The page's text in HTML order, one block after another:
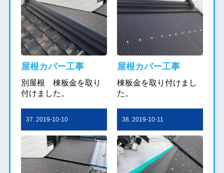
屋根カバー工事
別屋根 棟板金を取り
付けました。
屋根カバー工事
棟板金を取り付けまし
た。
37. 2019-10-10 38. 2019-10-11